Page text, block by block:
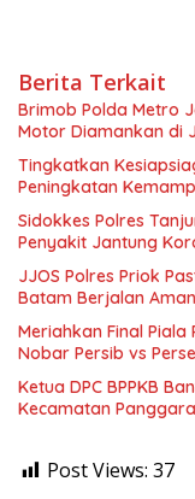
Berita Terkait
Brimob Polda Metro
Motor Diamankan di
Tingkatkan
Peningkatan
Sidokkes Polres
Penyakit Jantung
JJOS Polres Priok
Batam Berjalan
Meriahkan Final Piala
Nobar Persib vs
Ketua DPC BPPKB
Kecamatan
Post Views: 37